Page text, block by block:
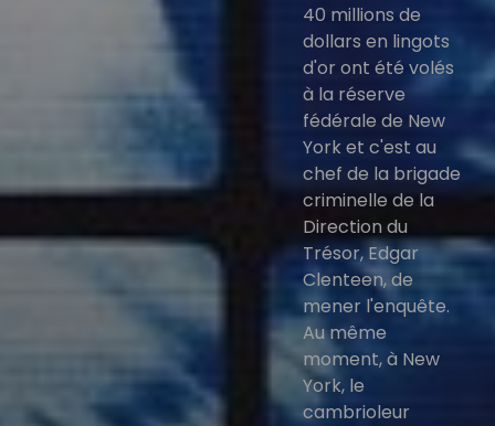
40 millions de
dollars en lingots
d'or ont été volés
à la réserve
fédérale de New
York et c'est au
chef de la brigade
criminelle de la
Direction du
Trésor, Edgar
Clenteen, de
mener l'enquête.
Au même
moment, à New
York, le
cambrioleur